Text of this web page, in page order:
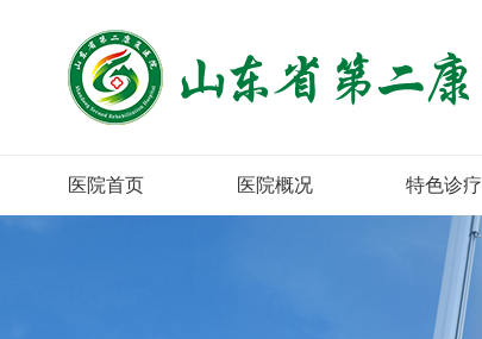
医院首页 医院概况 特色诊疗